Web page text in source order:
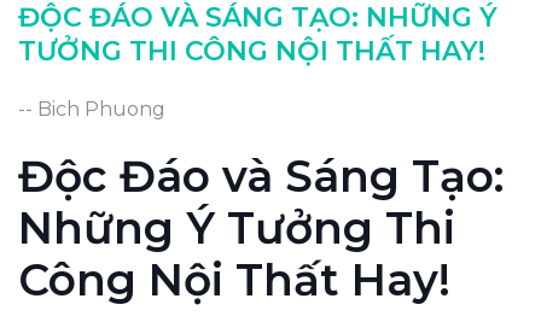
ĐỘC ĐÁO VÀ SÁNG TẠO: NHỮNG Ý
TƯỞNG THI CÔNG NỘI THẤT HAY!
-- Bich Phuong
Độc Đáo và Sáng Tạo:
Những Ý Tưởng Thi
Công Nội Thất Hay!